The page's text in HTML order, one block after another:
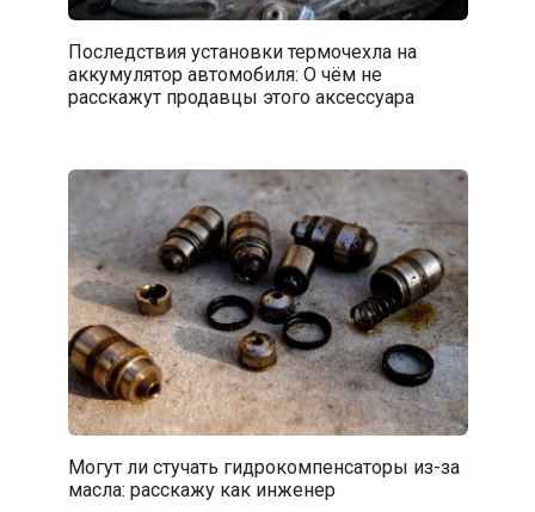
Последствия установки термочехла на
аккумулятор автомобиля: О чём не
расскажут продавцы этого аксессуара
Могут ли стучать гидрокомпенсаторы из-за
масла: расскажу как инженер